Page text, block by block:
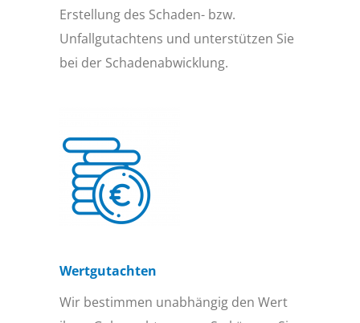
Erstellung des Schaden- bzw.
Unfallgutachtens und unterstützen Sie
bei der Schadenabwicklung.
Wertgutachten
Wir bestimmen unabhängig den Wert